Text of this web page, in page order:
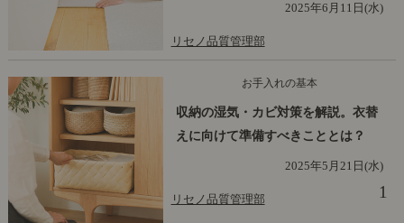
2025年6月11日(水)
リセノ品質管理部
お手入れの基本
収納の湿気・カビ対策を解説。衣替
えに向けて準備すべきこととは？
2025年5月21日(水)
リセノ品質管理部 1